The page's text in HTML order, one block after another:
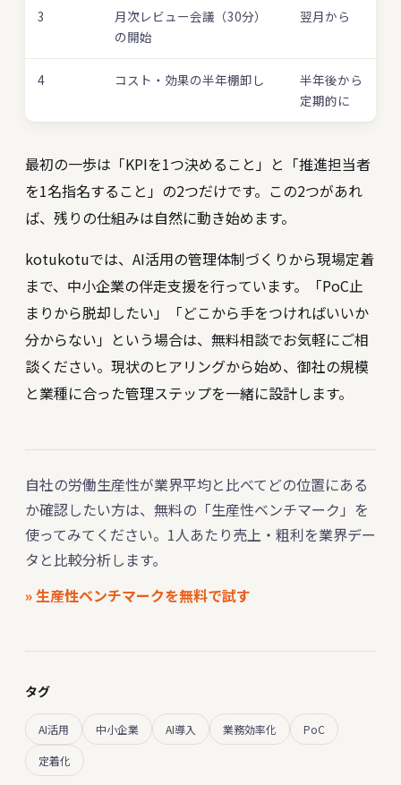
3
月次レビュー会議（30分）
の開始
翌月から
4 コスト・効果の半年棚卸し
半年後から
定期的に
最初の一歩は「KPIを1つ決めること」と「推進担当者
を1名指名すること」の2つだけです。この2つがあれ
ば、残りの仕組みは自然に動き始めます。
kotukotuでは、AI活用の管理体制づくりから現場定着
まで、中小企業の伴走支援を行っています。「PoC止
まりから脱却したい」「どこから手をつければいいか
分からない」という場合は、無料相談でお気軽にご相
談ください。現状のヒアリングから始め、御社の規模
と業種に合った管理ステップを一緒に設計します。
自社の労働生産性が業界平均と比べてどの位置にある
か確認したい方は、無料の「生産性ベンチマーク」を
使ってみてください。1人あたり売上・粗利を業界デー
タと比較分析します。
» 生産性ベンチマークを無料で試す
タグ
AI活用 中小企業 AI導入 業務効率化 PoC
定着化